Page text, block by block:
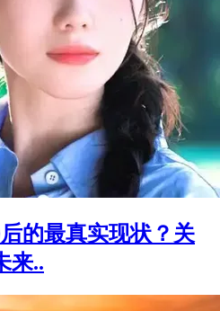
的最真实现状？关
来..